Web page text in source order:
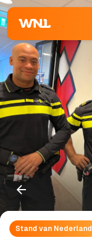
Stand van Nederland